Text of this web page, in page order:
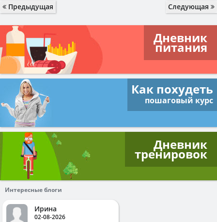
Предыдущая Следующая
Дневник
питания
Как похудеть
пошаговый курс
Дневник
тренировок
Интересные блоги
Ирина
02-08-2026